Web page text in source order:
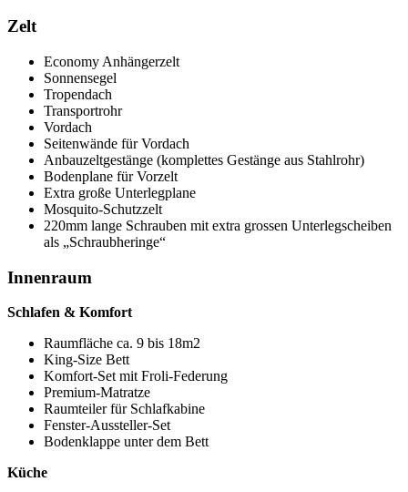
Zelt
Economy Anhängerzelt
Sonnensegel
Tropendach
Transportrohr
Vordach
Seitenwände für Vordach
Anbauzeltgestänge (komplettes Gestänge aus Stahlrohr)
Bodenplane für Vorzelt
Extra große Unterlegplane
Mosquito-Schutzzelt
220mm lange Schrauben mit extra grossen Unterlegscheiben
als „Schraubheringe“
Innenraum
Schlafen & Komfort
Raumfläche ca. 9 bis 18m2
King-Size Bett
Komfort-Set mit Froli-Federung
Premium-Matratze
Raumteiler für Schlafkabine
Fenster-Aussteller-Set
Bodenklappe unter dem Bett
Küche